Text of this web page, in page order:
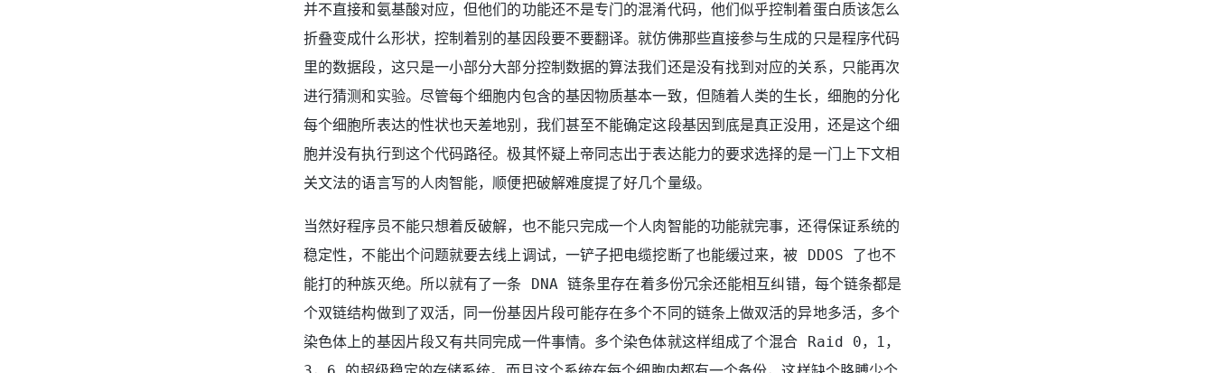
并不直接和氨基酸对应，但他们的功能还不是专门的混淆代码，他们似乎控制着蛋白质该怎么
折叠变成什么形状，控制着别的基因段要不要翻译。就仿佛那些直接参与生成的只是程序代码
里的数据段，这只是一小部分大部分控制数据的算法我们还是没有找到对应的关系，只能再次
进行猜测和实验。尽管每个细胞内包含的基因物质基本一致，但随着人类的生长，细胞的分化
每个细胞所表达的性状也天差地别，我们甚至不能确定这段基因到底是真正没用，还是这个细
胞并没有执行到这个代码路径。极其怀疑上帝同志出于表达能力的要求选择的是一门上下文相
关文法的语言写的人肉智能，顺便把破解难度提了好几个量级。
当然好程序员不能只想着反破解，也不能只完成一个人肉智能的功能就完事，还得保证系统的
稳定性，不能出个问题就要去线上调试，一铲子把电缆挖断了也能缓过来，被 DDOS 了也不
能打的种族灭绝。所以就有了一条 DNA 链条里存在着多份冗余还能相互纠错，每个链条都是
个双链结构做到了双活，同一份基因片段可能存在多个不同的链条上做双活的异地多活，多个
染色体上的基因片段又有共同完成一件事情。多个染色体就这样组成了个混合 Raid 0，1，